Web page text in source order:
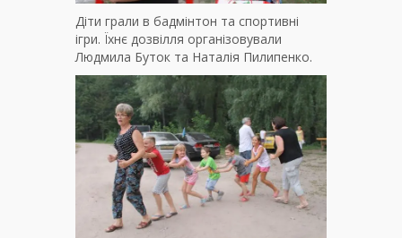
Діти грали в бадмінтон та спортивні
ігри. Їхнє дозвілля організовували
Людмила Буток та Наталія Пилипенко.